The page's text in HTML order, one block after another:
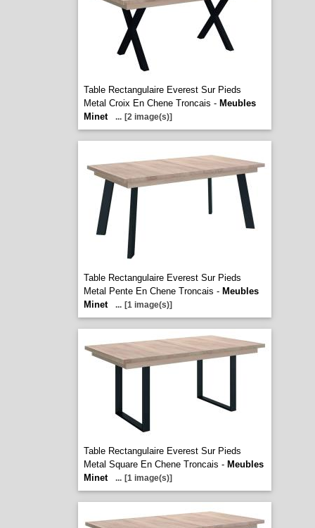
Table Rectangulaire Everest Sur Pieds
Metal Croix En Chene Troncais - Meubles
Minet
... [2 image(s)]
Table Rectangulaire Everest Sur Pieds
Metal Pente En Chene Troncais - Meubles
Minet
... [1 image(s)]
Table Rectangulaire Everest Sur Pieds
Metal Square En Chene Troncais - Meubles
Minet
... [1 image(s)]